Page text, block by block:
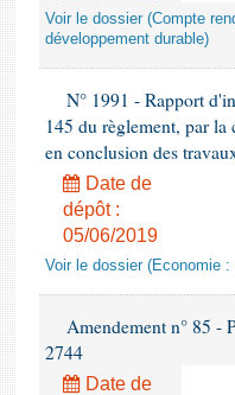
Voir le dossier (Compte
développement durable)
N° 1991 - Rapport
145 du règlement, par
en conclusion des
Date de
dépôt :
05/06/2019
Voir le dossier (Economie
Amendement n° 85 -
2744
Date de